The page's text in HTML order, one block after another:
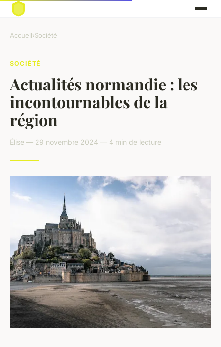
Accueil›Société
SOCIÉTÉ
Actualités normandie : les
incontournables de la
région
Élise — 29 novembre 2024 — 4 min de lecture